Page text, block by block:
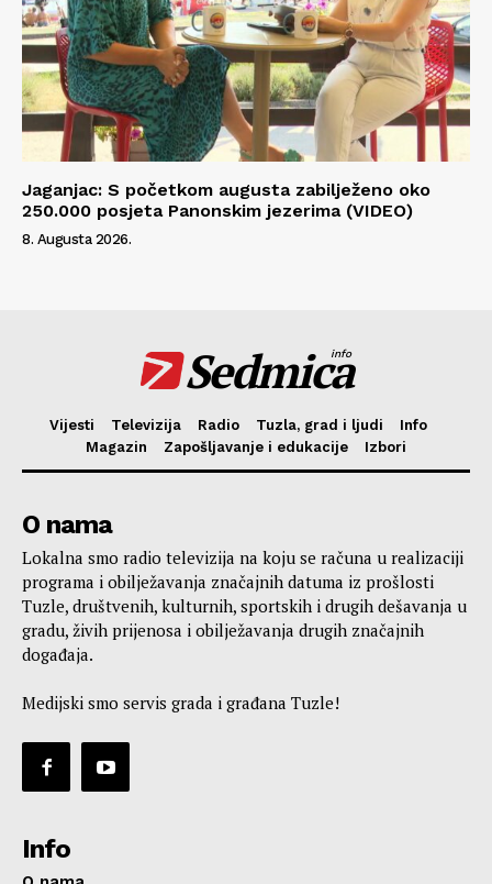
Jaganjac: S početkom augusta zabilježeno oko
250.000 posjeta Panonskim jezerima (VIDEO)
8. Augusta 2026.
Sedmica
info
Vijesti Televizija Radio Tuzla, grad i ljudi
Info
Magazin
Zapošljavanje i edukacije Izbori
O nama
Lokalna smo radio televizija na koju se računa u realizaciji
programa i obilježavanja značajnih datuma iz prošlosti
Tuzle, društvenih, kulturnih, sportskih i drugih dešavanja u
gradu, živih prijenosa i obilježavanja drugih značajnih
događaja.
Medijski smo servis grada i građana Tuzle!
Info